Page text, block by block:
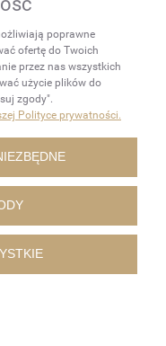
poprawne
ofertę do Twoich
przez nas wszystkich
użycie plików do
zgody".
Polityce prywatności.